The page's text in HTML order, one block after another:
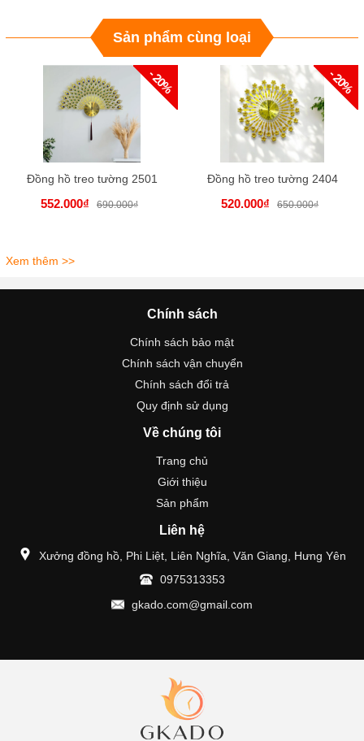
Sản phẩm cùng loại
- 20%
Đồng hồ treo tường 2501
552.000₫ 690.000₫
- 20%
Đồng hồ treo tường 2404
520.000₫ 650.000₫
Xem thêm >>
Chính sách
Chính sách bảo mật
Chính sách vận chuyển
Chính sách đổi trả
Quy định sử dụng
Về chúng tôi
Trang chủ
Giới thiệu
Sản phẩm
Liên hệ
Xưởng đồng hồ, Phi Liệt, Liên Nghĩa, Văn Giang, Hưng Yên
0975313353
gkado.com@gmail.com